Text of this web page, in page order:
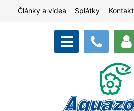
Články a videa Splátky Kontakt